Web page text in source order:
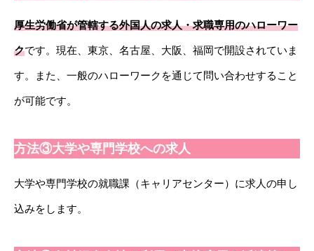
厚生労働省が管轄する外国人の求人・求職専用のハローワー
クです。現在、東京、名古屋、大阪、福岡で開設されていま
す。また、一般のハローワークを通じて問い合わせすること
が可能です。
方法③大学や専門学校への求人
大学や専門学校の就職課（キャリアセンター）に求人の申し
込みをします。